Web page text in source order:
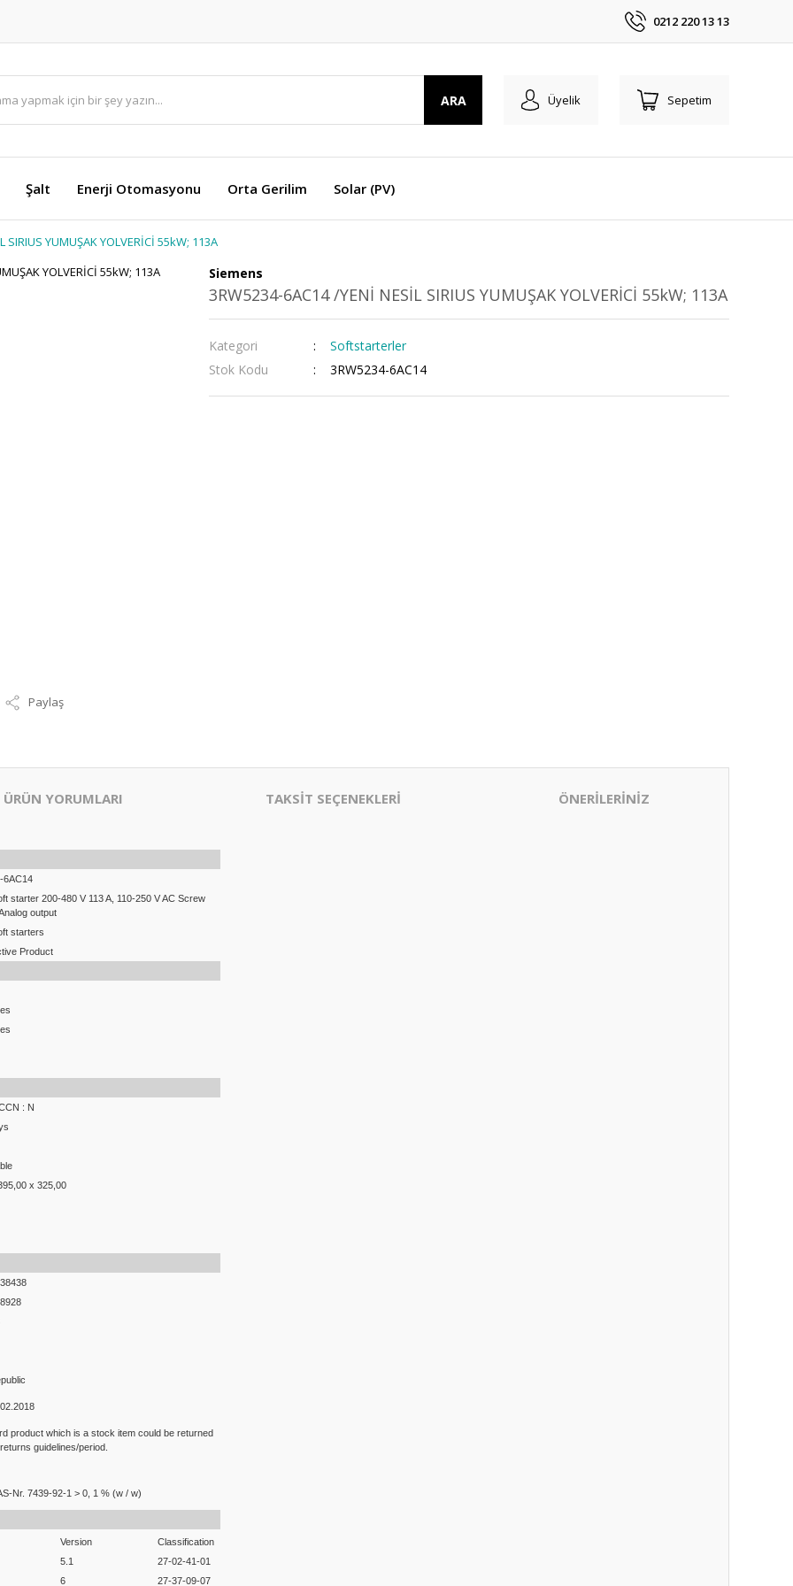
0212 220 13 13
ARA Üyelik Sepetim
Şalt Enerji Otomasyonu Orta Gerilim Solar (PV)
SIRIUS YUMUŞAK YOLVERİCİ 55kW; 113A
Paylaş
Siemens
3RW5234-6AC14 /YENİ NESİL SIRIUS YUMUŞAK YOLVERİCİ 55kW; 113A
Kategori
Softstarterler
Stok Kodu
3RW5234-6AC14
ÜRÜN YORUMLARI TAKSİT SEÇENEKLERİ ÖNERİLERİNİZ
6AC14
starter 200-480 V 113 A, 110-250 V AC Screw
output
starters
Product
: N
x 325,00
product which is a stock item could be returned
guidelines/period.
Nr. 7439-92-1 > 0, 1 % (w / w)
Version
Classification
5.1
27-02-41-01
6
27-37-09-07